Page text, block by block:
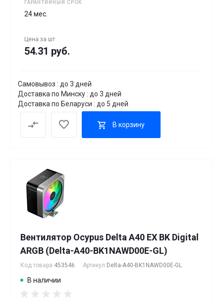
ГАРАНТИЙНЫЙ СРОК
24 мес.
Цена за шт
54.31 руб.
Самовывоз : до 3 дней
Доставка по Минску : до 3 дней
Доставка по Беларуси : до 5 дней
В корзину
Вентилятор Ocypus Delta A40 EX BK Digital
ARGB (Delta-A40-BK1NAWD00E-GL)
Код товара 453546 Артикул Delta-A40-BK1NAWD00E-GL
В наличии